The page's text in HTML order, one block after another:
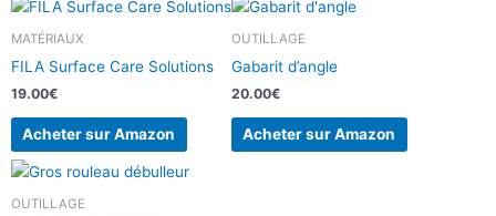
MATÉRIAUX
FILA Surface Care Solutions
19.00€
Acheter sur Amazon
OUTILLAGE
Gabarit d’angle
20.00€
Acheter sur Amazon
OUTILLAGE